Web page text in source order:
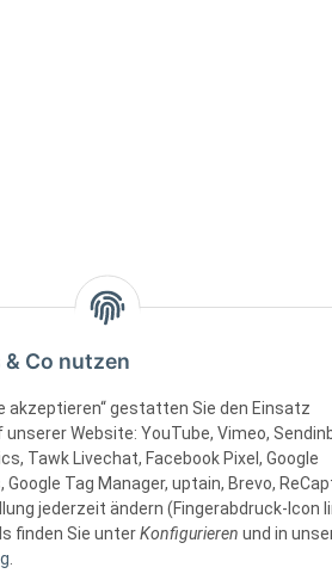
Co nutzen
akzeptieren“ gestatten Sie den Einsatz
Website: YouTube, Vimeo,
Tawk Livechat, Facebook Pixel, Google
Google Tag Manager, uptain, Brevo,
jederzeit ändern (Fingerabdruck-Icon
finden Sie unterKonfigurieren und in
.